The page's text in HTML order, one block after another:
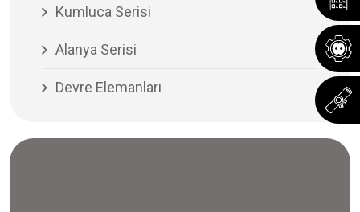
Kumluca Serisi
Alanya Serisi
Devre Elemanları